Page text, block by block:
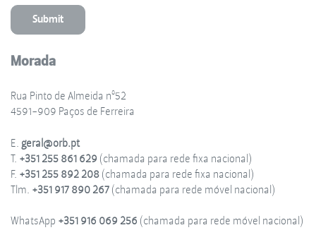
Morada
Rua Pinto de Almeida nº52
4591-909 Paços de Ferreira
E. geral@orb.pt
T. +351 255 861 629 (chamada para rede fixa nacional)
F. +351 255 892 208(chamada para rede fixa nacional)
Tlm. +351 917 890 267(chamada para rede móvel nacional)
WhatsApp +351 916 069 256 (chamada para rede móvel nacional)